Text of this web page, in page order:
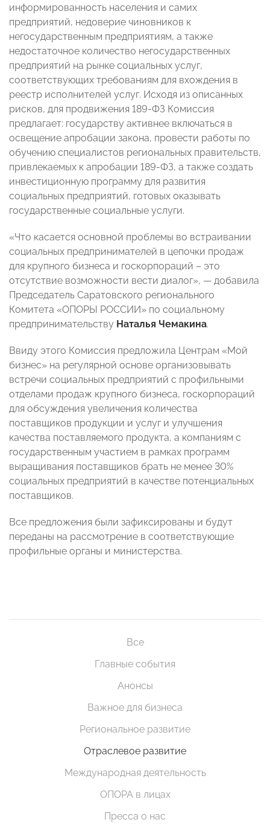
информированность населения и самих
предприятий, недоверие чиновников к
негосударственным предприятиям, а также
недостаточное количество негосударственных
предприятий на рынке социальных услуг,
соответствующих требованиям для вхождения в
реестр исполнителей услуг. Исходя из описанных
рисков, для продвижения 189-ФЗ Комиссия
предлагает: государству активнее включаться в
освещение апробации закона, провести работы по
обучению специалистов региональных правительств,
привлекаемых к апробации 189-ФЗ, а также создать
инвестиционную программу для развития
социальных предприятий, готовых оказывать
государственные социальные услуги.
«Что касается основной проблемы во встраивании
социальных предпринимателей в цепочки продаж
для крупного бизнеса и госкорпораций – это
отсутствие возможности вести диалог», — добавила
Председатель Саратовского регионального
Комитета «ОПОРЫ РОССИИ» по социальному
предпринимательству Наталья Чемакина.
Ввиду этого Комиссия предложила Центрам «Мой
бизнес» на регулярной основе организовывать
встречи социальных предприятий с профильными
отделами продаж крупного бизнеса, госкорпораций
для обсуждения увеличения количества
поставщиков продукции и услуг и улучшения
качества поставляемого продукта, а компаниям с
государственным участием в рамках программ
выращивания поставщиков брать не менее 30%
социальных предприятий в качестве потенциальных
поставщиков.
Все предложения были зафиксированы и будут
переданы на рассмотрение в соответствующие
профильные органы и министерства.
Все
Главные события
Анонсы
Важное для бизнеса
Региональное развитие
Отраслевое развитие
Международная деятельность
ОПОРА в лицах
Пресса о нас